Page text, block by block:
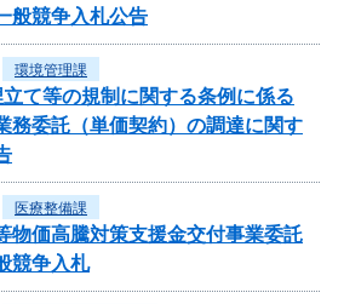
般競争入札公告
環境管理課
て等の規制に関する条例に係る
務委託（単価契約）の調達に関す
医療整備課
物価高騰対策支援金交付事業委託
競争入札